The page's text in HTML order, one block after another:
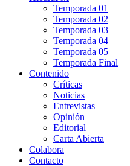
Temporada 01
Temporada 02
Temporada 03
Temporada 04
Temporada 05
Temporada Final
Contenido
Críticas
Noticias
Entrevistas
Opinión
Editorial
Carta Abierta
Colabora
Contacto